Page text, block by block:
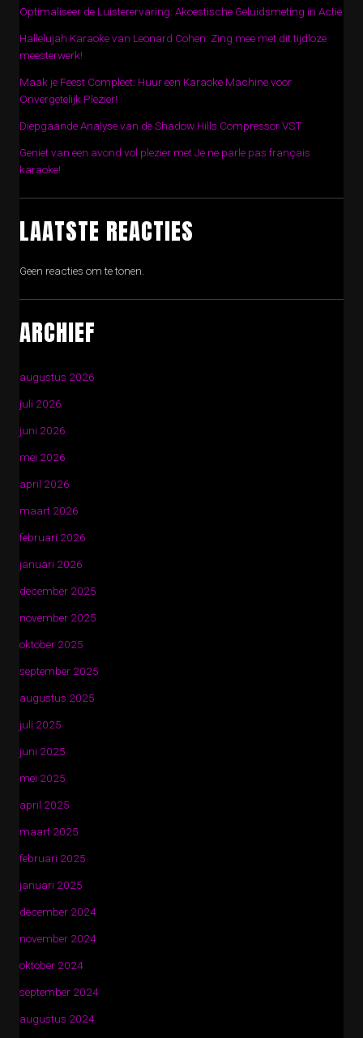
Optimaliseer de Luisterervaring: Akoestische Geluidsmeting in Actie
Hallelujah Karaoke van Leonard Cohen: Zing mee met dit tijdloze
meesterwerk!
Maak je Feest Compleet: Huur een Karaoke Machine voor
Onvergetelijk Plezier!
Diepgaande Analyse van de Shadow Hills Compressor VST
Geniet van een avond vol plezier met Je ne parle pas français
karaoke!
LAATSTE REACTIES
Geen reacties om te tonen.
ARCHIEF
augustus 2026
juli 2026
juni 2026
mei 2026
april 2026
maart 2026
februari 2026
januari 2026
december 2025
november 2025
oktober 2025
september 2025
augustus 2025
juli 2025
juni 2025
mei 2025
april 2025
maart 2025
februari 2025
januari 2025
december 2024
november 2024
oktober 2024
september 2024
augustus 2024